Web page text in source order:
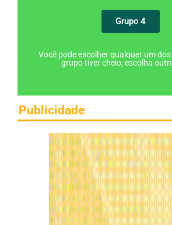
Grupo 4
Você pode escolher qualquer um
grupo tiver cheio, escolha
Publicidade